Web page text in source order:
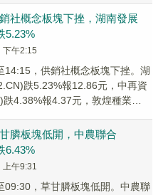
社概念板塊下挫，湖南發展
5.23%
午2:15
14:15，供銷社概念板塊下挫。湖
跌5.23%報12.86元，中再資
4.38%報4.37元，敦煌種業
膦板塊低開，中農聯合
6.43%
午9:31
09:30，草甘膦板塊低開。中農聯